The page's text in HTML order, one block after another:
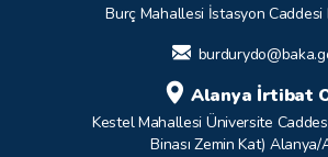
Burç Mahallesi İstasyon Caddesi
Alanya İrtibat
Kestel Mahallesi Üniversite
Binası Zemin Kat)